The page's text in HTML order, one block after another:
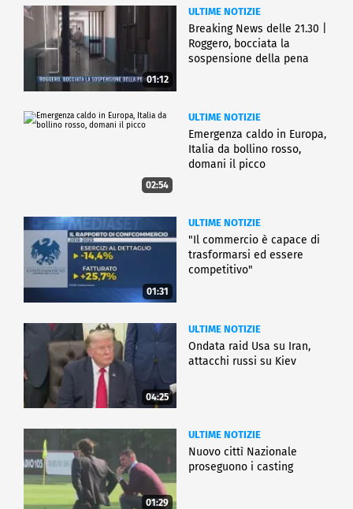
01:12
ULTIME NOTIZIE
Breaking News delle 21.30 |
Roggero, bocciata la
sospensione della pena
02:54
ULTIME NOTIZIE
Emergenza caldo in Europa,
Italia da bollino rosso,
domani il picco
01:31
ULTIME NOTIZIE
"Il commercio è capace di
trasformarsi ed essere
competitivo"
04:25
ULTIME NOTIZIE
Ondata raid Usa su Iran,
attacchi russi su Kiev
01:29
ULTIME NOTIZIE
Nuovo cittì Nazionale
proseguono i casting